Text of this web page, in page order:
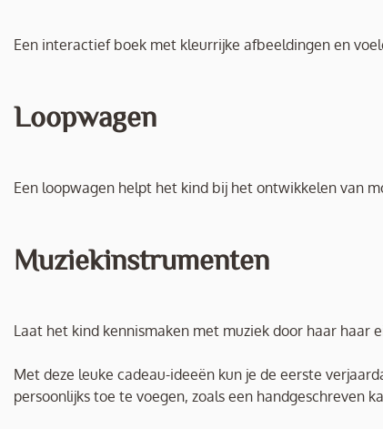
Een interactief boek met kleurrijke afbeeldingen en
Loopwagen
Een loopwagen helpt het kind bij het ontwikkelen van
Muziekinstrumenten
Laat het kind kennismaken met muziek door haar haar
Met deze leuke cadeau-ideeën kun je de eerste
persoonlijks toe te voegen, zoals een handgeschreven